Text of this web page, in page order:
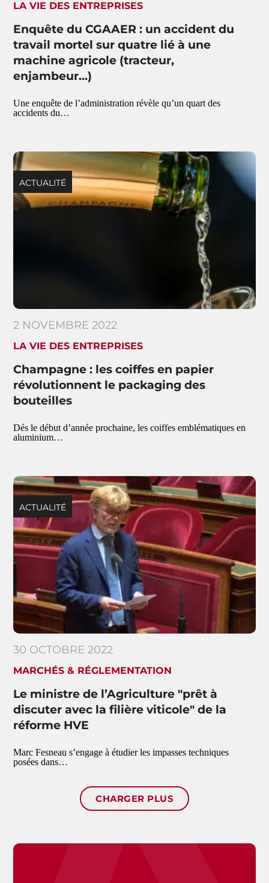
LA VIE DES ENTREPRISES
Enquête du CGAAER : un accident du
travail mortel sur quatre lié à une
machine agricole (tracteur,
enjambeur...)
Une enquête de l’administration révèle qu’un quart des
accidents du…
ACTUALITÉ
2 NOVEMBRE 2022
LA VIE DES ENTREPRISES
Champagne : les coiffes en papier
révolutionnent le packaging des
bouteilles
Dés le début d’année prochaine, les coiffes emblématiques en
aluminium…
ACTUALITÉ
30 OCTOBRE 2022
MARCHÉS & RÉGLEMENTATION
Le ministre de l’Agriculture "prêt à
discuter avec la filière viticole" de la
réforme HVE
Marc Fesneau s’engage à étudier les impasses techniques
posées dans…
CHARGER PLUS